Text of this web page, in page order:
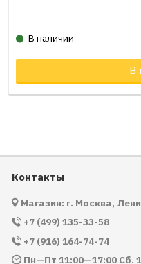
Товар в
В наличии
В
Контакты
Магазин: г. Москва,
+7 (499) 135-33-58
+7 (916) 164-74-74
Пн—Пт 11:00—17:00 Сб.